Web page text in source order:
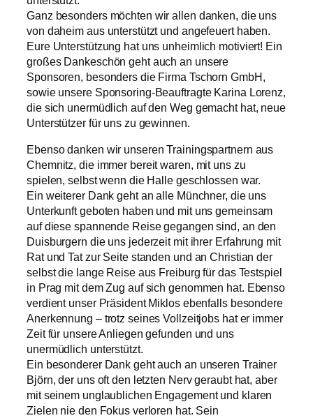
Ganz besonders möchten wir allen danken, die uns
von daheim aus unterstützt und angefeuert haben.
Eure Unterstützung hat uns unheimlich motiviert! Ein
großes Dankeschön geht auch an unsere
Sponsoren, besonders die Firma Tschorn GmbH,
sowie unsere Sponsoring-Beauftragte Karina Lorenz,
die sich unermüdlich auf den Weg gemacht hat, neue
Unterstützer für uns zu gewinnen.
Ebenso danken wir unseren Trainingspartnern aus
Chemnitz, die immer bereit waren, mit uns zu
spielen, selbst wenn die Halle geschlossen war.
Ein weiterer Dank geht an alle Münchner, die uns
Unterkunft geboten haben und mit uns gemeinsam
auf diese spannende Reise gegangen sind, an den
Duisburgern die uns jederzeit mit ihrer Erfahrung mit
Rat und Tat zur Seite standen und an Christian der
selbst die lange Reise aus Freiburg für das Testspiel
in Prag mit dem Zug auf sich genommen hat. Ebenso
verdient unser Präsident Miklos ebenfalls besondere
Anerkennung – trotz seines Vollzeitjobs hat er immer
Zeit für unsere Anliegen gefunden und uns
unermüdlich unterstützt.
Ein besonderer Dank geht auch an unseren Trainer
Björn, der uns oft den letzten Nerv geraubt hat, aber
mit seinem unglaublichen Engagement und klaren
Zielen nie den Fokus verloren hat. Sein